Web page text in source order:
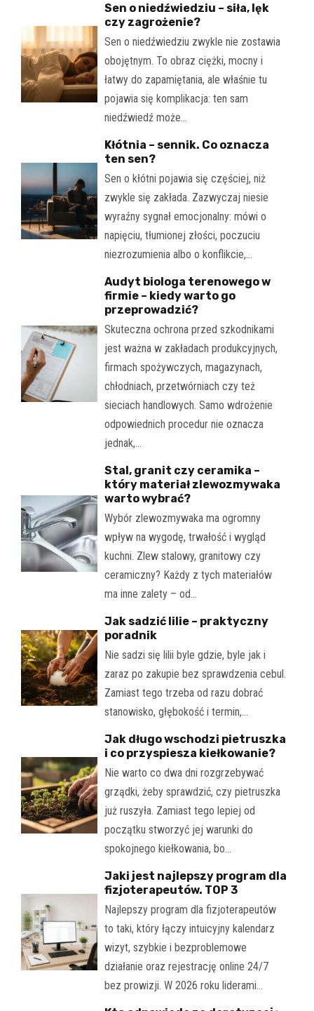
Sen o niedźwiedziu – siła, lęk
czy zagrożenie?
Sen o niedźwiedziu zwykle nie zostawia
obojętnym. To obraz ciężki, mocny i
łatwy do zapamiętania, ale właśnie tu
pojawia się komplikacja: ten sam
niedźwiedź może…
Kłótnia – sennik. Co oznacza
ten sen?
Sen o kłótni pojawia się częściej, niż
zwykle się zakłada. Zazwyczaj niesie
wyraźny sygnał emocjonalny: mówi o
napięciu, tłumionej złości, poczuciu
niezrozumienia albo o konflikcie,…
Audyt biologa terenowego w
firmie – kiedy warto go
przeprowadzić?
Skuteczna ochrona przed szkodnikami
jest ważna w zakładach produkcyjnych,
firmach spożywczych, magazynach,
chłodniach, przetwórniach czy też
sieciach handlowych. Samo wdrożenie
odpowiednich procedur nie oznacza
jednak,…
Stal, granit czy ceramika –
który materiał zlewozmywaka
warto wybrać?
Wybór zlewozmywaka ma ogromny
wpływ na wygodę, trwałość i wygląd
kuchni. Zlew stalowy, granitowy czy
ceramiczny? Każdy z tych materiałów
ma inne zalety – od…
Jak sadzić lilie – praktyczny
poradnik
Nie sadzi się lilii byle gdzie, byle jak i
zaraz po zakupie bez sprawdzenia cebul.
Zamiast tego trzeba od razu dobrać
stanowisko, głębokość i termin,…
Jak długo wschodzi pietruszka
i co przyspiesza kiełkowanie?
Nie warto co dwa dni rozgrzebywać
grządki, żeby sprawdzić, czy pietruszka
już ruszyła. Zamiast tego lepiej od
początku stworzyć jej warunki do
spokojnego kiełkowania, bo…
Jaki jest najlepszy program dla
fizjoterapeutów. TOP 3
Najlepszy program dla fizjoterapeutów
to taki, który łączy intuicyjny kalendarz
wizyt, szybkie i bezproblemowe
działanie oraz rejestrację online 24/7
bez prowizji. W 2026 roku liderami…